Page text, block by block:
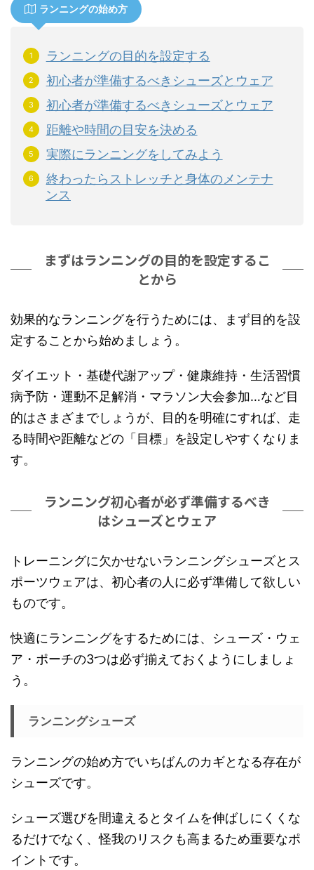
ランニングの始め方
ランニングの目的を設定する
初心者が準備するべきシューズとウェア
初心者が準備するべきシューズとウェア
距離や時間の目安を決める
実際にランニングをしてみよう
終わったらストレッチと身体のメンテナ
ンス
まずはランニングの目的を設定するこ
とから
効果的なランニングを行うためには、まず目的を設
定することから始めましょう。
ダイエット・基礎代謝アップ・健康維持・生活習慣
病予防・運動不足解消・マラソン大会参加…など目
的はさまざまでしょうが、目的を明確にすれば、走
る時間や距離などの「目標」を設定しやすくなりま
す。
ランニング初心者が必ず準備するべき
はシューズとウェア
トレーニングに欠かせないランニングシューズとス
ポーツウェアは、初心者の人に必ず準備して欲しい
ものです。
快適にランニングをするためには、シューズ・ウェ
ア・ポーチの3つは必ず揃えておくようにしましょ
う。
ランニングシューズ
ランニングの始め方でいちばんのカギとなる存在が
シューズです。
シューズ選びを間違えるとタイムを伸ばしにくくな
るだけでなく、怪我のリスクも高まるため重要なポ
イントです。